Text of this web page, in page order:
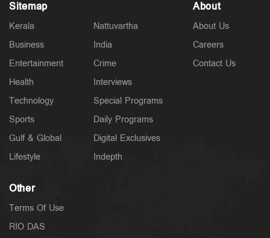
Sitemap
Kerala
Business
Entertainment
Health
Technology
Sports
Gulf & Global
Lifestyle
Nattuvartha
India
Crime
Interviews
Special Programs
Daily Programs
Digital Exclusives
Indepth
About
About Us
Careers
Contact Us
Other
Terms Of Use
RIO DAS